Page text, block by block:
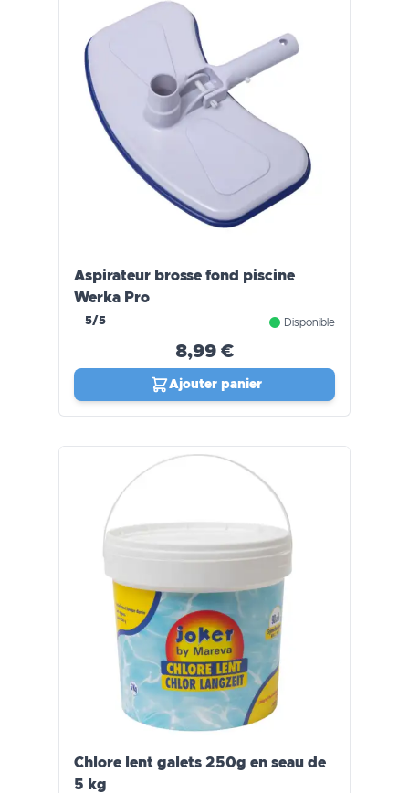
Aspirateur brosse fond piscine
Werka Pro
5/5 Disponible
8,99 €
Ajouter panier
Chlore lent galets 250g en seau de
5 kg